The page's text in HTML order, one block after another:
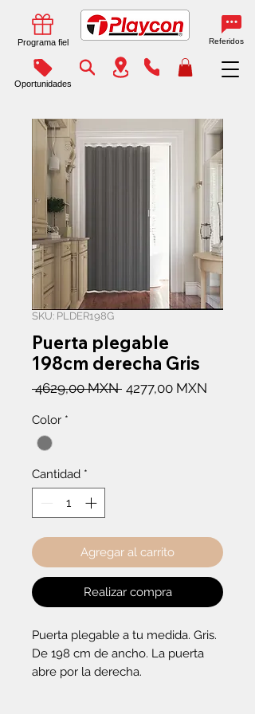
Programa fiel Referidos
Oportunidades
SKU: PLDER198G
Puerta plegable
198cm derecha Gris
4629,00 MXN Precio
4277,00 MXN
Color *
Cantidad *
Agregar al carrito
Realizar compra
Puerta plegable a tu medida. Gris.
De 198 cm de ancho. La puerta
abre por la derecha.